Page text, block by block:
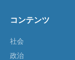
コンテンツ
社会
政治